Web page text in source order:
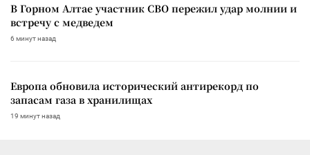
В Горном Алтае участник СВО пережил удар молнии и
встречу с медведем
6 минут назад
Европа обновила исторический антирекорд по
запасам газа в хранилищах
19 минут назад